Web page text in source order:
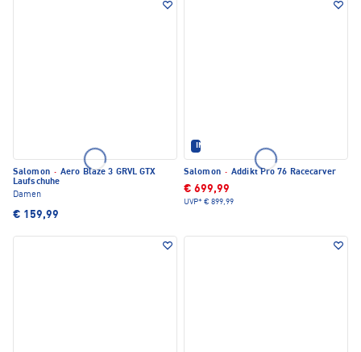
Salomon · Aero Blaze 3 GRVL GTX
Laufschuhe
Damen
€ 159,99
IM SET ERHÄLTLICH
Salomon · Addikt Pro 76 Racecarver
€ 699,99
UVP* € 899,99